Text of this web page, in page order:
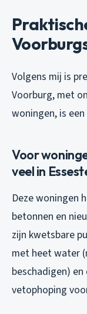
Volgens mij is
Voorburg, met
woningen, is
Voor
veel in
Deze woningen
betonnen en
zijn kwetsbare
met heet water
beschadigen)
vetophoping